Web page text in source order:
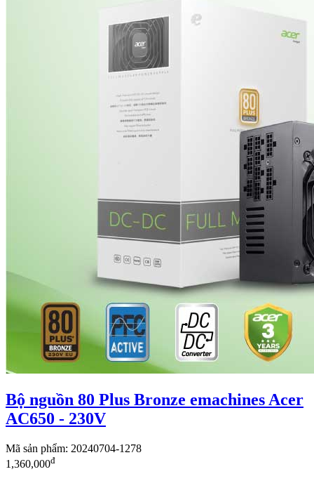
Bộ nguồn 80 Plus Bronze emachines Acer
AC650 - 230V
Mã sản phẩm: 20240704-1278
1,360,000đ